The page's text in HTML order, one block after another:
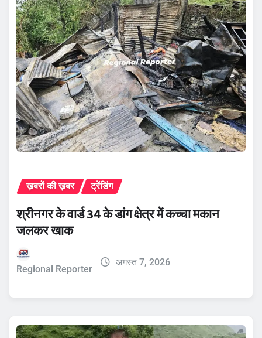
ख़बरों की ख़बर ट्रेंडिंग
श्रीनगर के वार्ड 34 के डांग क्षेत्र में कच्चा मकान
जलकर खाक
Regional Reporter
अगस्त 7, 2026